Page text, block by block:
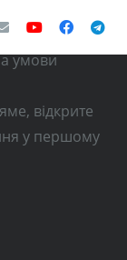
видання
умови
відкрите
у першому